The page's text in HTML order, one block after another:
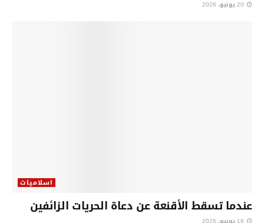
اسلاميات
عندما تسقط الأقنعة عن دعاة الحريات الزائفين